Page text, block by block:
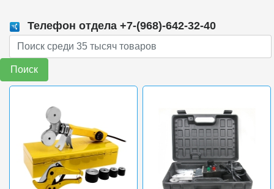
Телефон отдела +7-(968)-642-32-40
Поиск